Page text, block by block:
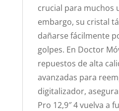
crucial para muchos
embargo, su cristal
dañarse fácilmente
golpes. En Doctor
repuestos de alta
avanzadas para
digitalizador,
Pro 12,9″ 4 vuelva a